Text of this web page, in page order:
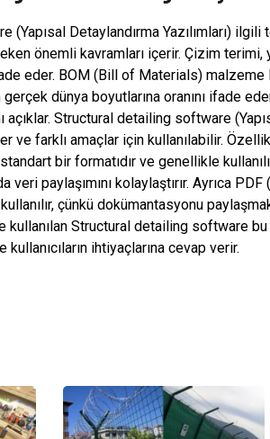
Detaylandırma Yazılımları) ilgili
önemli kavramları içerir. Çizim terimi,
eder. BOM (Bill of Materials)
dünya boyutlarına oranını ifade
açıklar. Structural detailing software
ve farklı amaçlar için kullanılabilir.
bir formatıdır ve genellikle
veri paylaşımını kolaylaştırır. Ayrıca
çünkü dokümantasyonu
kullanılan Structural detailing software
ihtiyaçlarına cevap verir.